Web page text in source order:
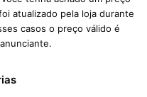
atualizado pela loja durante
casos o preço válido é